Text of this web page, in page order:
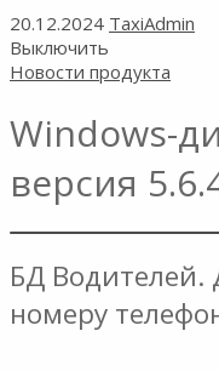
20.12.2024 TaxiAdmin
Выключить
Новости продукта
Windows-
версия
БД Водителей.
номеру